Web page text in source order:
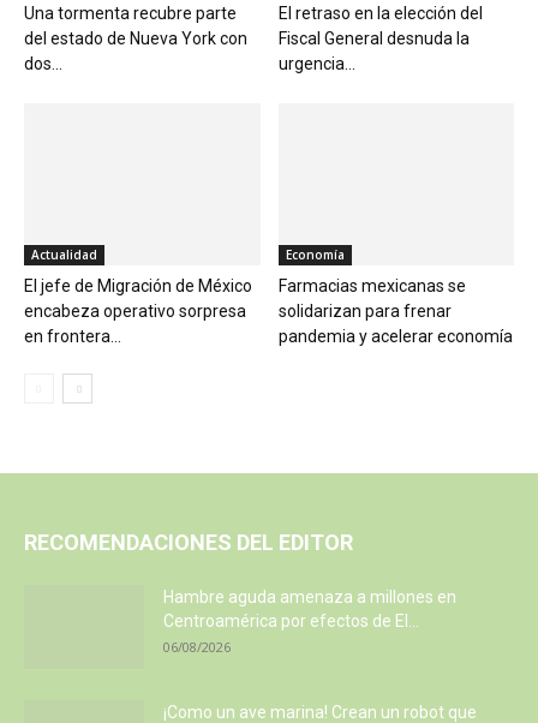
Una tormenta recubre parte
del estado de Nueva York con
dos...
El retraso en la elección del
Fiscal General desnuda la
urgencia...
Actualidad
El jefe de Migración de México
encabeza operativo sorpresa
en frontera...
Economía
Farmacias mexicanas se
solidarizan para frenar
pandemia y acelerar economía
RECOMENDACIONES DEL EDITOR
Hambre aguda amenaza a millones en
Centroamérica por efectos de El...
06/08/2026
¡Como un ave marina! Crean un robot que